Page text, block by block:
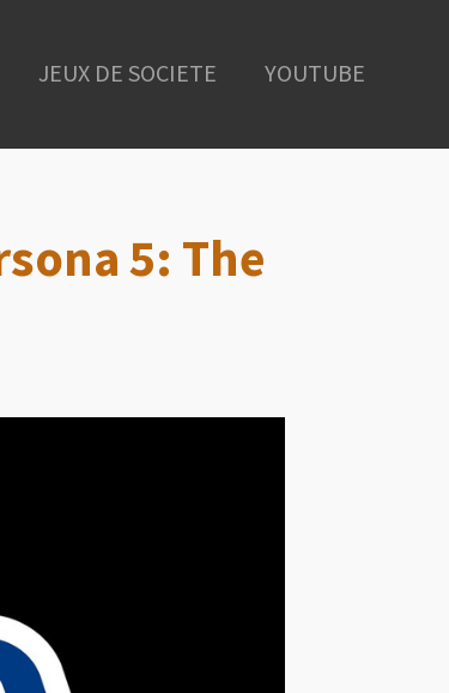
JEUX DE SOCIETE YOUTUBE
5: The